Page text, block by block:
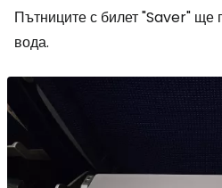
Пътниците с билет "Saver" ще
вода.